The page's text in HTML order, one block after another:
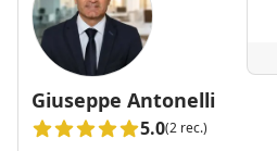
Giuseppe Antonelli
5.0(2 rec.)